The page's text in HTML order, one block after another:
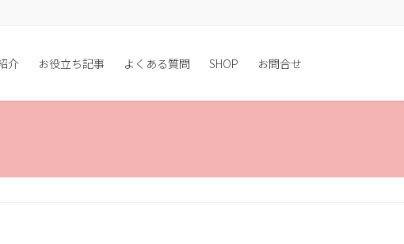
介 お役立ち記事 よくある質問 SHOP お問合せ